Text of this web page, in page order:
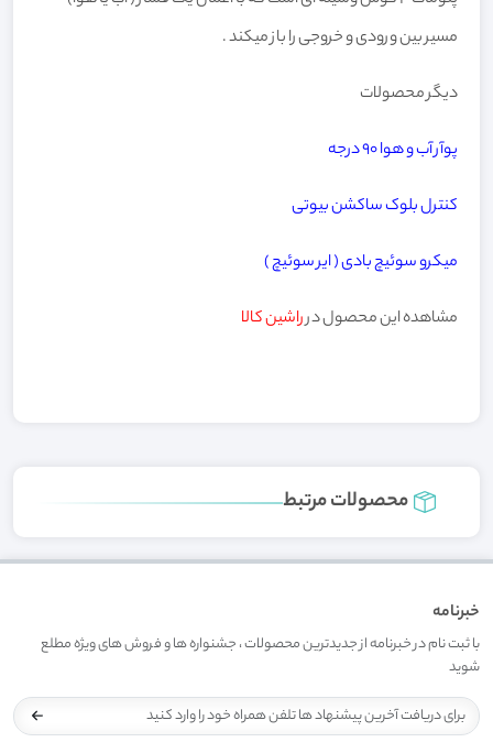
مسیر بین ورودی و خروجی را باز میکند .
دیگر محصولات
پوآر آب و هوا ۹۰ درجه
کنترل بلوک ساکشن بیوتی
میکرو سوئیچ بادى ( ایر سوئیچ )
مشاهده این محصول درراشین کالا
محصولات مرتبط
خبرنامه
با ثبت نام در خبرنامه از جدیدترین محصولات ، جشنواره ها و فروش های ویژه مطلع
شوید